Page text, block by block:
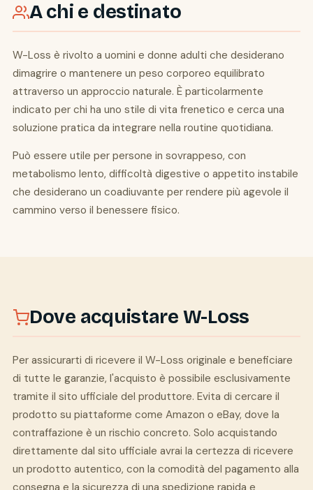
A chi e destinato
W-Loss è rivolto a uomini e donne adulti che desiderano
dimagrire o mantenere un peso corporeo equilibrato
attraverso un approccio naturale. È particolarmente
indicato per chi ha uno stile di vita frenetico e cerca una
soluzione pratica da integrare nella routine quotidiana.
Può essere utile per persone in sovrappeso, con
metabolismo lento, difficoltà digestive o appetito instabile
che desiderano un coadiuvante per rendere più agevole il
cammino verso il benessere fisico.
Dove acquistare W-Loss
Per assicurarti di ricevere il W-Loss originale e beneficiare
di tutte le garanzie, l'acquisto è possibile esclusivamente
tramite il sito ufficiale del produttore. Evita di cercare il
prodotto su piattaforme come Amazon o eBay, dove la
contraffazione è un rischio concreto. Solo acquistando
direttamente dal sito ufficiale avrai la certezza di ricevere
un prodotto autentico, con la comodità del pagamento alla
consegna e la sicurezza di una spedizione rapida e